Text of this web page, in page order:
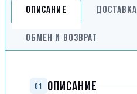
ОПИСАНИЕ ДОСТАВКА
ОБМЕН И ВОЗВРАТ
01 ОПИСАНИЕ